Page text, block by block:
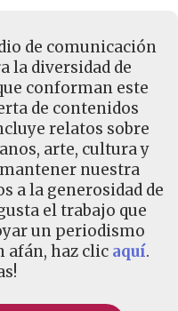
de comunicación
la diversidad de
conforman este
de contenidos
relatos sobre
arte, cultura y
nuestra
a la generosidad de
el trabajo que
un periodismo
afán, haz clic aquí.